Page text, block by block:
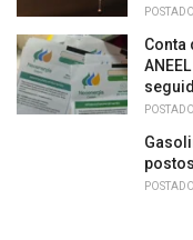
Conta